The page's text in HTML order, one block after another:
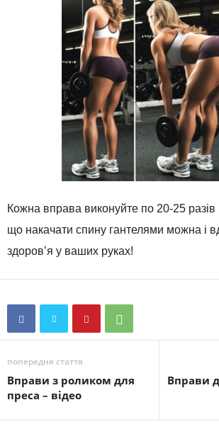
Кожна вправа виконуйте по 20-25 разів
що накачати спину гантелями можна і
здоров’я у ваших руках!
попередня стаття
Вправи з роликом для
преса – відео
Вправи